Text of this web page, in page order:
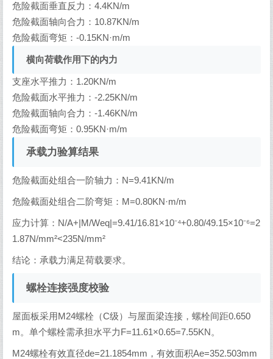
危险截面垂直反力：4.4KN/m
危险截面轴向合力：10.87KN/m
危险截面弯矩：-0.15KN·m/m
横向荷载作用下的内力
支座水平推力：1.20KN/m
危险截面水平推力：-2.25KN/m
危险截面轴向合力：-1.46KN/m
危险截面弯矩：0.95KN·m/m
承载力验算结果
危险截面处组合一阶轴力：N=9.41KN/m
危险截面处组合二阶弯矩：M=0.80KN·m/m
应力计算：N/A+|M/Weq|=9.41/16.81×10⁻⁴+0.80/49.15×10⁻⁶=2
1.87N/mm²<235N/mm²
结论：承载力满足荷载要求。
螺栓连接强度校验
屋面板采用M24螺栓（C级）与屋面梁连接，螺栓间距0.650
m。单个螺栓需承担水平力F=11.61×0.65=7.55KN。
M24螺栓有效直径de=21.1854mm，有效面积Ae=352.503mm